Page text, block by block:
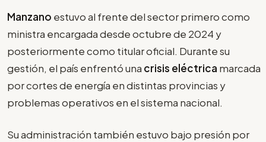
Manzano estuvo al frente del sector primero como
ministra encargada desde octubre de 2024 y
posteriormente como titular oficial. Durante su
gestión, el país enfrentó una crisis eléctrica marcada
por cortes de energía en distintas provincias y
problemas operativos en el sistema nacional.
Su administración también estuvo bajo presión por